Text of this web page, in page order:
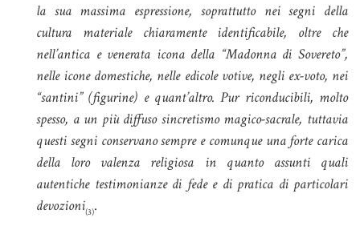
la sua massima espressione, soprattutto nei segni della
cultura materiale chiaramente identificabile, oltre che
nell’antica e venerata icona della “Madonna di Sovereto”,
nelle icone domestiche, nelle edicole votive, negli ex-voto, nei
“santini” (figurine) e quant’altro. Pur riconducibili, molto
spesso, a un più diffuso sincretismo magico-sacrale, tuttavia
questi segni conservano sempre e comunque una forte carica
della loro valenza religiosa in quanto assunti quali
autentiche testimonianze di fede e di pratica di particolari
devozioni(3).